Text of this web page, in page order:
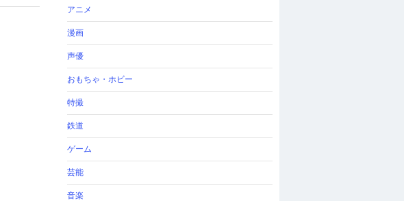
アニメ
漫画
声優
おもちゃ・ホビー
特撮
鉄道
ゲーム
芸能
音楽